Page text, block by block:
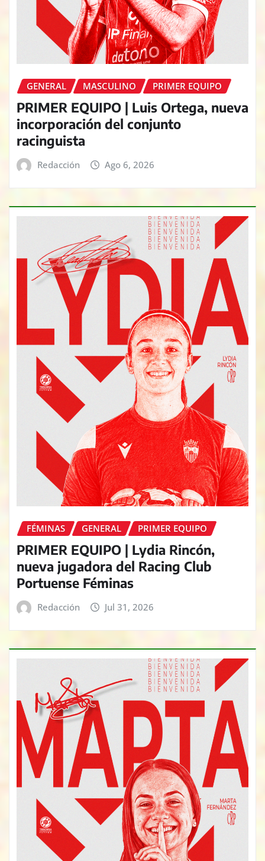
GENERAL MASCULINO PRIMER EQUIPO
PRIMER EQUIPO | Luis Ortega, nueva
incorporación del conjunto
racinguista
Redacción Ago 6, 2026
FÉMINAS GENERAL PRIMER EQUIPO
PRIMER EQUIPO | Lydia Rincón,
nueva jugadora del Racing Club
Portuense Féminas
Redacción Jul 31, 2026